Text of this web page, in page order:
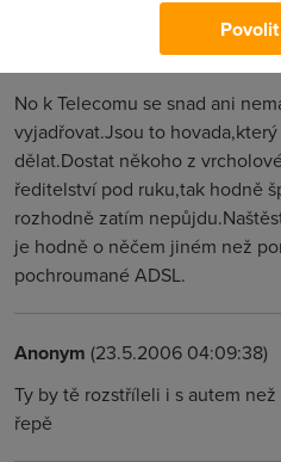
(19.7.2003 17:55:46)
No k Telecomu se snad ani
vyjadřovat.Jsou to
dělat.Dostat někoho z
ředitelství pod ruku,tak hodně
rozhodně zatím
je hodně o něčem jiném než
pochroumané ADSL.
Anonym (23.5.2006 04:09:38)
Ty by tě rozstříleli i s autem
řepě